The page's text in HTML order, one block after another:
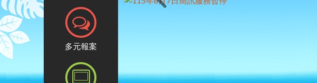
報案專區
多元報案
上一則